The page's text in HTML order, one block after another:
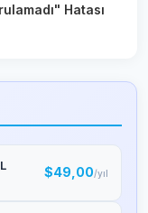
Hatası
$49,00/yıl